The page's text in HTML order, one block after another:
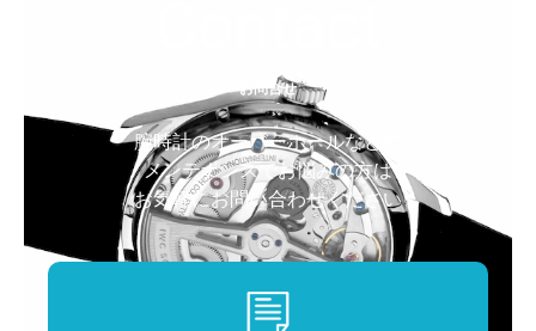
お問合せ
腕時計のオーバーホールなどの
メンテナンスでお悩みの方は
お気軽にお問い合わせください